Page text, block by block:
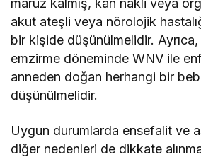
maruz kalmış, kan nakli veya
akut ateşli veya nörolojik
bir kişide düşünülmelidir.
emzirme döneminde WNV ile
anneden doğan herhangi bir
düşünülmelidir.
Uygun durumlarda ensefalit ve
diğer nedenleri de dikkate